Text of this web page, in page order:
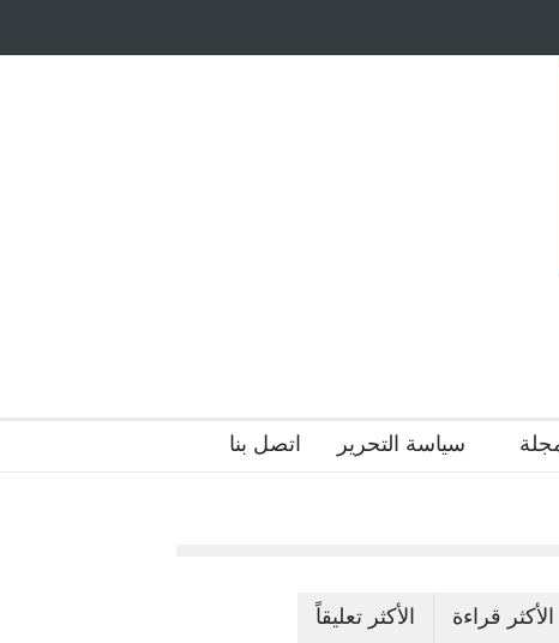
وأبناء الشهداء
لا فضول؟
سياسة التحرير اتصل بنا
الأكثر قراءة الأكثر تعليقاً